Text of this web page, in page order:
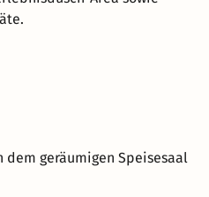
geräumigen Speisesaal